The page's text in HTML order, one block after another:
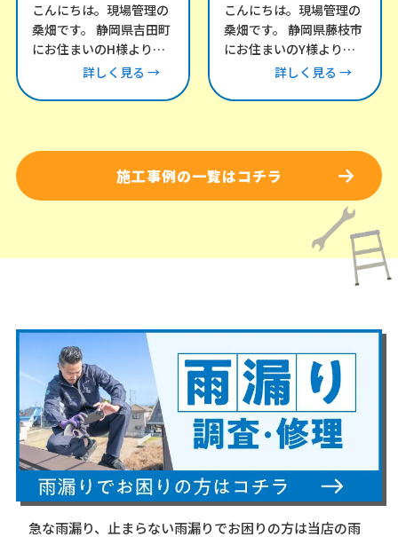
こんにちは。現場管理の
桑畑です。 静岡県吉田町
にお住まいのH様より、
「風が強い日にカーポー
詳しく見る →
こんにちは。現場管理の
桑畑です。 静岡県藤枝市
にお住まいのY様より、
雨漏りについてお問い合
詳しく見る →
施工事例の一覧はコチラ
急な雨漏り、止まらない雨漏りでお困りの方は当店の雨